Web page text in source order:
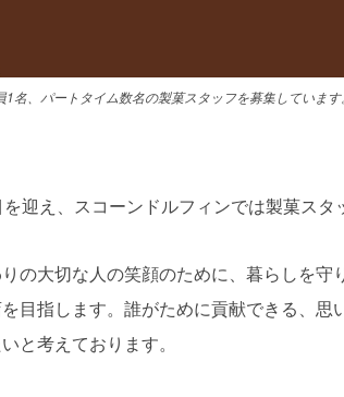
1名、パートタイム数名の製菓スタッフを募集しています。
迎え、スコーンドルフィンでは製菓スタ
の大切な人の笑顔のために、暮らしを守
目指します。誰がために貢献できる、思
と考えております。